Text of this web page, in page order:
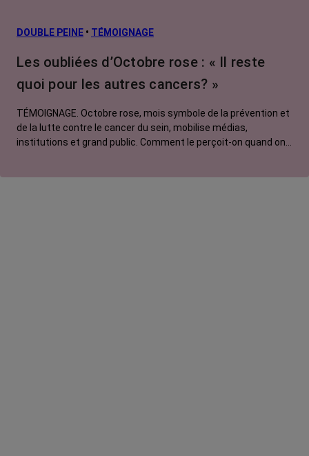
DOUBLE PEINE • TÉMOIGNAGE
Les oubliées d’Octobre rose : « Il reste
quoi pour les autres cancers? »
TÉMOIGNAGE. Octobre rose, mois symbole de la prévention et
de la lutte contre le cancer du sein, mobilise médias,
institutions et grand public. Comment le perçoit-on quand on